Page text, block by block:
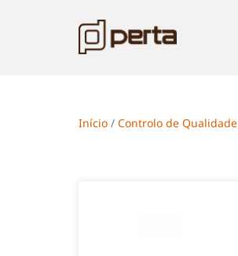
Início / Controlo de